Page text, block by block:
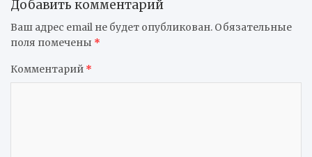
Добавить комментарий
Ваш адрес email не будет опубликован. Обязательные
поля помечены *
Комментарий *